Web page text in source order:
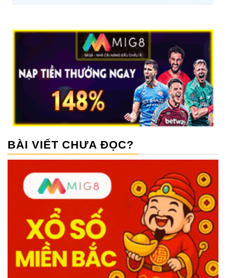
BÀI VIẾT CHƯA ĐỌC?